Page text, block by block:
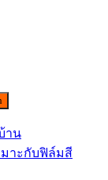
าน
าะกับฟิล์มสี